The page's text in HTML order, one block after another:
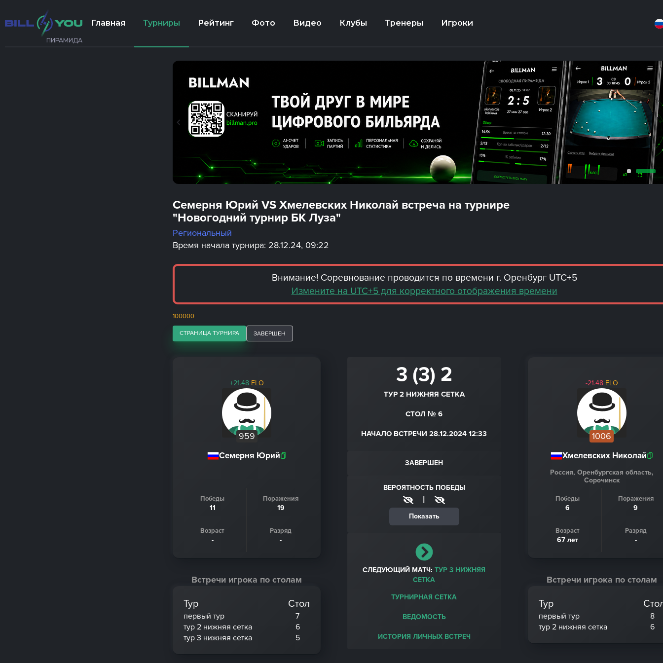
ПИРАМИДА
Главная Турниры Рейтинг Фото Видео Клубы Тренеры Игроки
Семерня Юрий VS Хмелевских Николай встреча на турнире
"Новогодний турнир БК Луза"
Региональный
Время начала турнира: 28.12.24, 09:22
Внимание! Соревнование проводится по времени г. Оренбург UTC+5
Измените на UTC+5 для корректного отображения времени
100000
СТРАНИЦА ТУРНИРА ЗАВЕРШЕН
+21.48 ELO
959
Семерня Юрий
Победы
11
Поражения
19
Возраст
-
Разряд
-
Встречи игрока по столам
Тур Стол
первый тур
7
тур 2 нижняя сетка
6
тур 3 нижняя сетка
5
3 (3) 2
ТУР 2 НИЖНЯЯ СЕТКА
СТОЛ № 6
НАЧАЛО ВСТРЕЧИ 28.12.2024 12:33
ЗАВЕРШЕН
ВЕРОЯТНОСТЬ ПОБЕДЫ
|
Показать
СЛЕДУЮЩИЙ МАТЧ:ТУР 3 НИЖНЯЯ
СЕТКА
ТУРНИРНАЯ СЕТКА
ВЕДОМОСТЬ
ИСТОРИЯ ЛИЧНЫХ ВСТРЕЧ
-21.48 ELO
1006
Хмелевских Николай
Россия, Оренбургская область,
Сорочинск
Победы
6
Поражения
9
Возраст
67 лет
Разряд
-
Встречи игрока по столам
Тур
первый тур
8
тур 2 нижняя сетка
6